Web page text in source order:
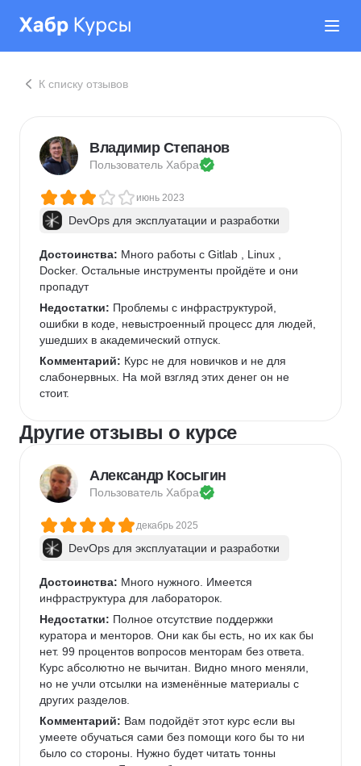
К списку отзывов
Владимир Степанов
Пользователь Хабра
июнь 2023
DevOps для эксплуатации и разработки
Достоинства: Много работы с Gitlab , Linux ,
Docker. Остальные инструменты пройдёте и они
пропадут
Недостатки: Проблемы с инфраструктурой,
ошибки в коде, невыстроенный процесс для людей,
ушедших в академический отпуск.
Комментарий: Курс не для новичков и не для
слабонервных. На мой взгляд этих денег он не
стоит.
Другие отзывы о курсе
Александр Косыгин
Пользователь Хабра
декабрь 2025
DevOps для эксплуатации и разработки
Достоинства: Много нужного. Имеется
инфраструктура для лабораторок.
Недостатки: Полное отсутствие поддержки
куратора и менторов. Они как бы есть, но их как бы
нет. 99 процентов вопросов менторам без ответа.
Курс абсолютно не вычитан. Видно много меняли,
но не учли отсылки на изменённые материалы с
других разделов.
Комментарий: Вам подойдёт этот курс если вы
умеете обучаться сами без помощи кого бы то ни
было со стороны. Нужно будет читать тонны